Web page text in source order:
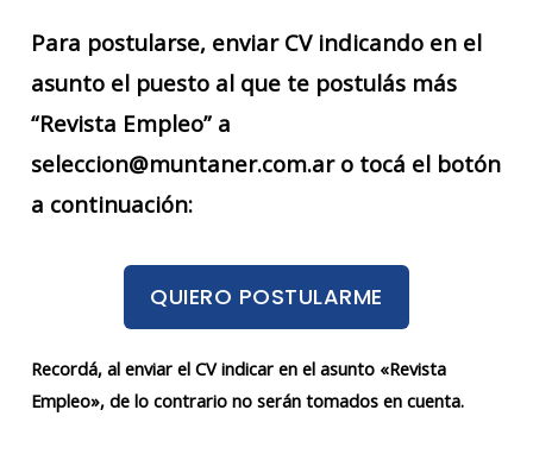
Para postularse, enviar CV indicando en el
asunto el puesto al que te postulás más
“Revista Empleo” a
seleccion@muntaner.com.ar o tocá el botón
a continuación:
QUIERO POSTULARME
Recordá, al enviar el CV indicar en el asunto «Revista
Empleo», de lo contrario no serán tomados en cuenta.